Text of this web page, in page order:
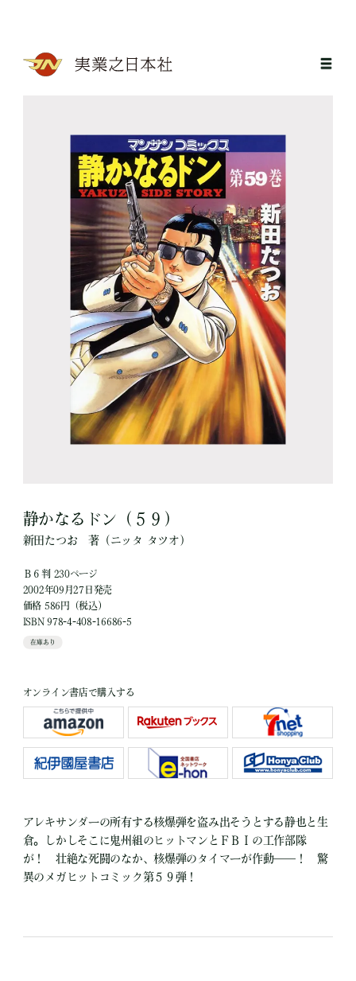
静かなるドン（５９）
新田たつお 著 （ニッタ タツオ）
Ｂ６判 230ページ
2002年09月27日発売
価格 586円（税込）
ISBN 978-4-408-16686-5
在庫あり
オンライン書店で購入する
アレキサンダーの所有する核爆弾を盗み出そうとする静也と生
倉。しかしそこに鬼州組のヒットマンとＦＢＩの工作部隊
が！ 壮絶な死闘のなか、核爆弾のタイマーが作動――！ 驚
異のメガヒットコミック第５９弾！